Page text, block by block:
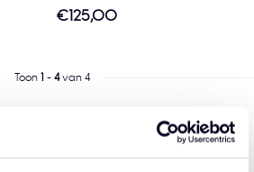
€125,00
Toon 1 - 4van 4